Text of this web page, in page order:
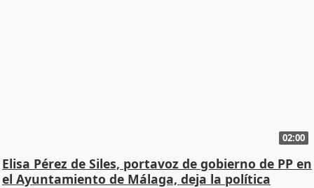
02:00
Elisa Pérez de Siles, portavoz de gobierno de PP en
el Ayuntamiento de Málaga, deja la política